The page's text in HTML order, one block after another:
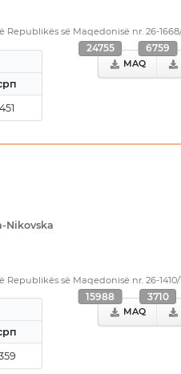
së Maqedonisë nr. 26-1668/
451
MAQ
24755 6759
Nikovska
së Maqedonisë nr. 26-1410/
MAQ
15988 3710